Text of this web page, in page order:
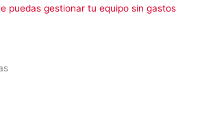
puedas gestionar tu equipo sin gastos